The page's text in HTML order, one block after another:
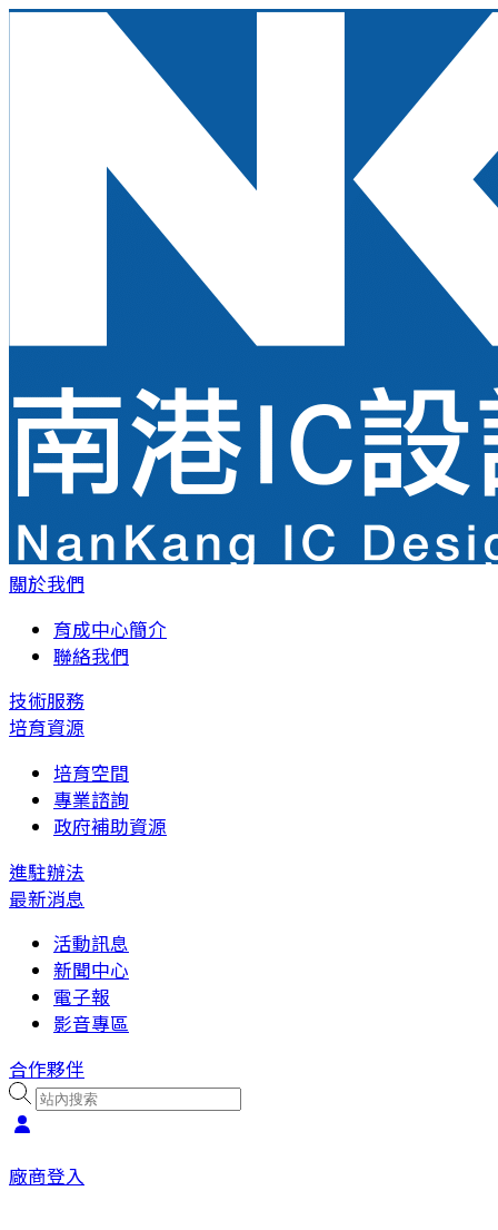
關於我們
育成中心簡介
聯絡我們
技術服務
培育資源
培育空間
專業諮詢
政府補助資源
進駐辦法
最新消息
活動訊息
新聞中心
電子報
影音專區
合作夥伴
廠商登入